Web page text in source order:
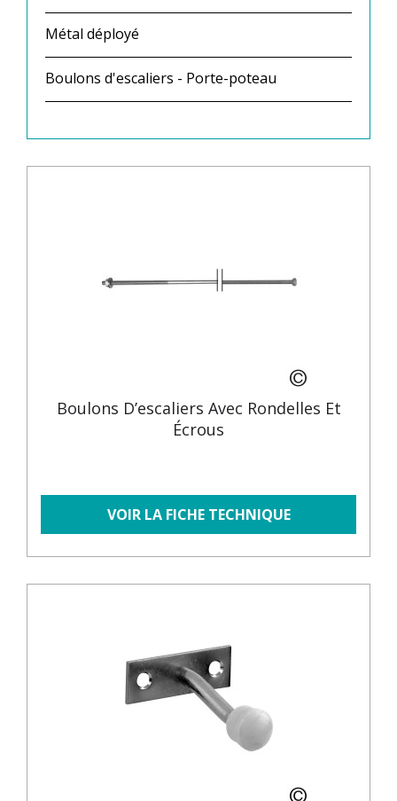
Métal déployé
Boulons d'escaliers - Porte-poteau
Boulons D’escaliers Avec Rondelles Et
Écrous
VOIR LA FICHE TECHNIQUE